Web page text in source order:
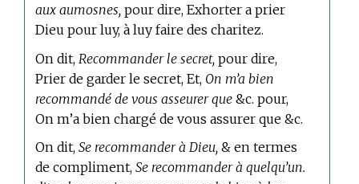
aux aumosnes, pour dire, Exhorter a prier
Dieu pour luy, à luy faire des charitez.
On dit, Recommander le secret, pour dire,
Prier de garder le secret, Et, On m’a bien
recommandé de vous asseurer que &c. pour,
On m’a bien chargé de vous assurer que &c.
On dit,Se recommander à Dieu, & en termes
de compliment,Se recommander à quelqu’un.